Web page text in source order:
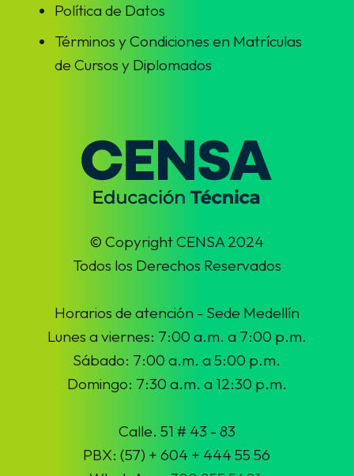
Política de Datos
Términos y Condiciones en Matrículas
de Cursos y Diplomados
© Copyright CENSA 2024
Todos los Derechos Reservados
Horarios de atención - Sede Medellín
Lunes a viernes: 7:00 a.m. a 7:00 p.m.
Sábado: 7:00 a.m. a 5:00 p.m.
Domingo: 7:30 a.m. a 12:30 p.m.
Calle. 51 # 43 - 83
PBX: (57) + 604 + 444 55 56